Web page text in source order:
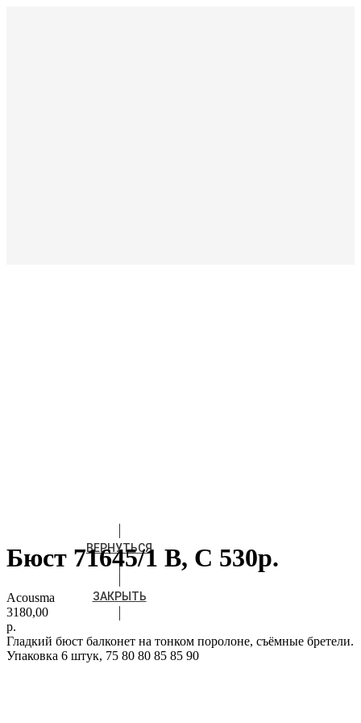
ВЕРНУТЬСЯ
ЗАКРЫТЬ
Бюст 71645/1 В, С 530р.
Acousma
3180,00
р.
Гладкий бюст балконет на тонком поролоне, съёмные бретели.
Упаковка 6 штук, 75 80 80 85 85 90